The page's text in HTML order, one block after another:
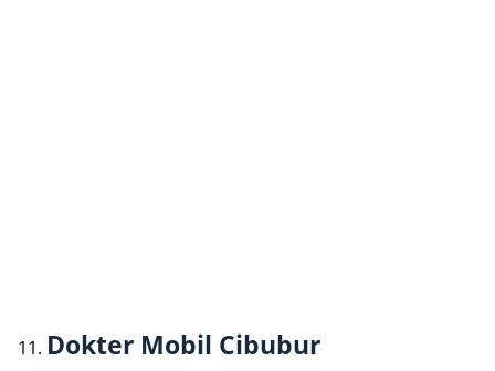
Dokter Mobil Cibubur